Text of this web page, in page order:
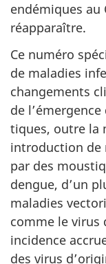
endémiques au
réapparaître.
Ce numéro
de maladies
changements
de
tiques, outre la
introduction de
par des
dengue, d’un
maladies
comme le virus
incidence
des virus